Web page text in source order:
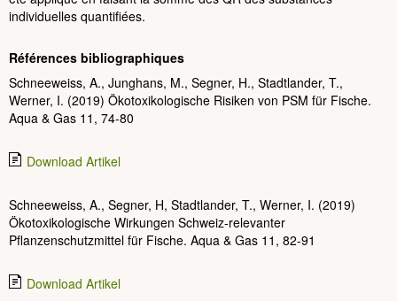
individuelles quantifiées.
Références bibliographiques
Schneeweiss, A., Junghans, M., Segner, H., Stadtlander, T.,
Werner, I. (2019) Ökotoxikologische Risiken von PSM für Fische.
Aqua & Gas 11, 74-80
Download Artikel
Schneeweiss, A., Segner, H, Stadtlander, T., Werner, I. (2019)
Ökotoxikologische Wirkungen Schweiz-relevanter
Pflanzenschutzmittel für Fische. Aqua & Gas 11, 82-91
Download Artikel